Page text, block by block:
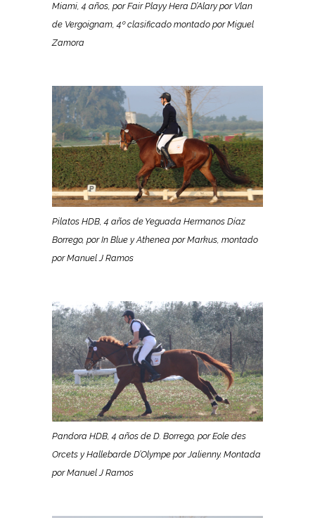
Miami, 4 años, por Fair Playy Hera D’Alary por Vlan
de Vergoignam, 4º clasificado montado por Miguel
Zamora
Pilatos HDB, 4 años de Yeguada Hermanos Díaz
Borrego, por In Blue y Athenea por Markus, montado
por Manuel J Ramos
Pandora HDB, 4 años de D. Borrego, por Eole des
Orcets y Hallebarde D’Olympe por Jalienny. Montada
por Manuel J Ramos